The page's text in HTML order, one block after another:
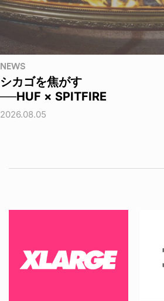
NEWS
シカゴを焦がす
──HUF × SPITFIRE
2026.08.05